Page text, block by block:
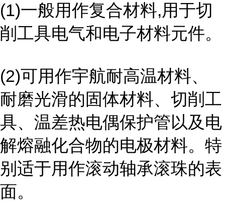
(1)一般用作复合材料,用于切
削工具电气和电子材料元件。
(2)可用作宇航耐高温材料、
耐磨光滑的固体材料、切削工
具、温差热电偶保护管以及电
解熔融化合物的电极材料。特
别适于用作滚动轴承滚珠的表
面。